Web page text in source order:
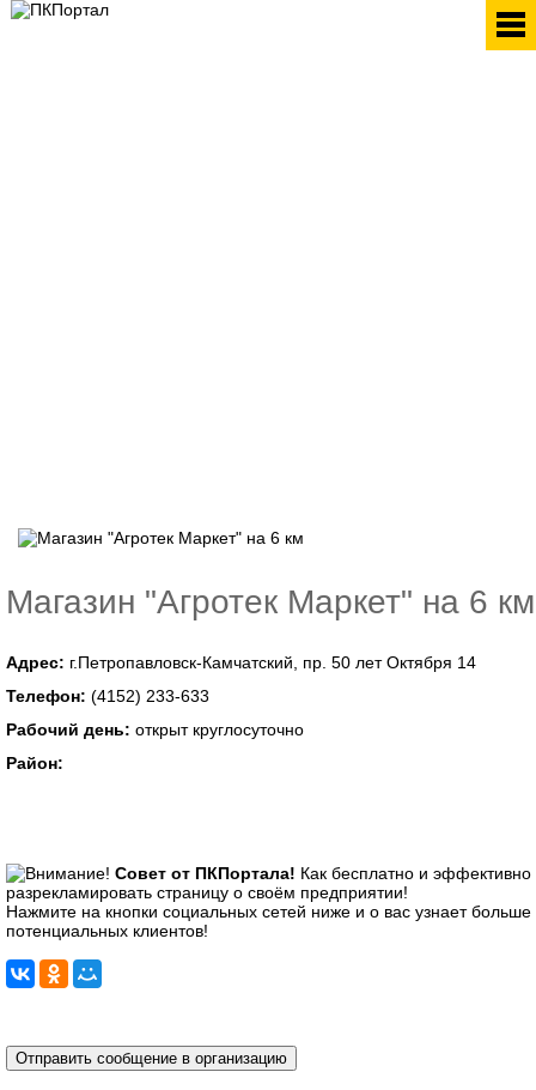
Магазин "Агротек Маркет" на 6 км
Адрес: г.Петропавловск-Камчатский, пр. 50 лет Октября 14
Телефон: (4152) 233-633
Рабочий день: открыт круглосуточно
Район:
Совет от ПКПортала! Как бесплатно и эффективно
разрекламировать страницу о своём предприятии!
Нажмите на кнопки социальных сетей ниже и о вас узнает больше
потенциальных клиентов!